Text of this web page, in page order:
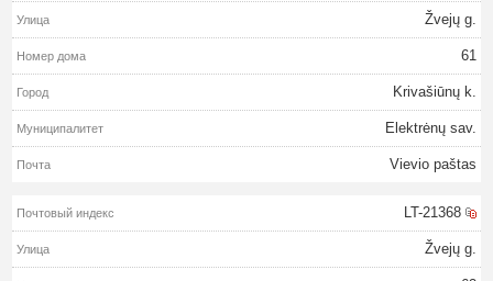
Žvejų g.
61
Krivašiūnų k.
Elektrėnų sav.
Vievio paštas
LT-21368
Žvejų g.